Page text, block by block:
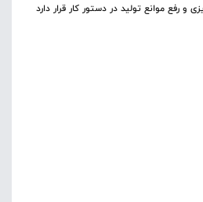
و رفع موانع تولید در دستور کار قرار دارد